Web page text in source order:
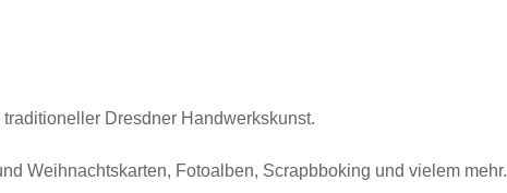
Dresdner Handwerkskunst.
Weihnachtskarten, Fotoalben, Scrapbboking und vielem mehr.